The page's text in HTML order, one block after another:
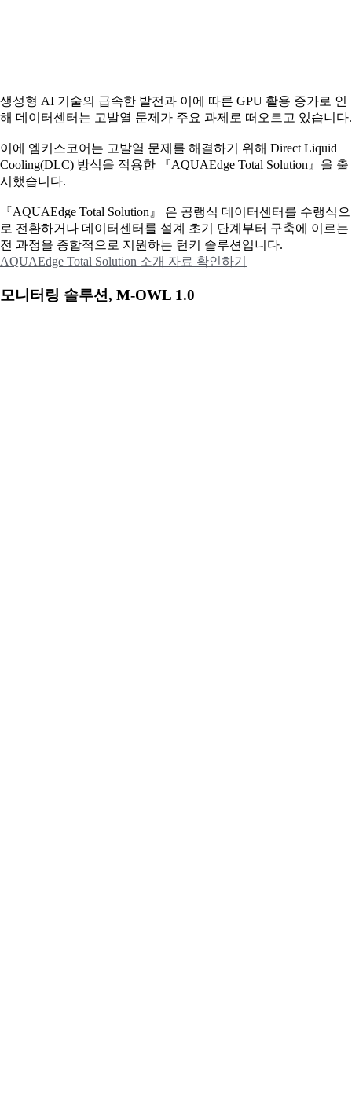
생성형 AI 기술의 급속한 발전과 이에 따른 GPU 활용 증가로 인
해 데이터센터는 고발열 문제가 주요 과제로 떠오르고 있습니다.
이에 엠키스코어는 고발열 문제를 해결하기 위해 Direct Liquid
Cooling(DLC) 방식을 적용한 『AQUAEdge Total Solution』을 출
시했습니다.
『AQUAEdge Total Solution』 은 공랭식 데이터센터를 수랭식으
로 전환하거나 데이터센터를 설계 초기 단계부터 구축에 이르는
전 과정을 종합적으로 지원하는 턴키 솔루션입니다.
AQUAEdge Total Solution 소개 자료 확인하기
모니터링 솔루션, M-OWL 1.0